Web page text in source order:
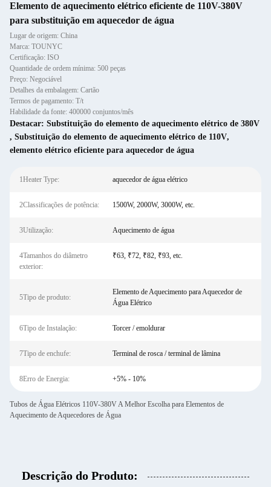
Elemento de aquecimento elétrico eficiente de 110V-380V
para substituição em aquecedor de água
Lugar de origem: China
Marca: TOUNYC
Certificação: ISO
Quantidade de ordem mínima: 500 peças
Preço: Negociável
Detalhes da embalagem: Cartão
Termos de pagamento: T/t
Habilidade da fonte: 400000 conjuntos/mês
Destacar: Substituição do elemento de aquecimento elétrico de 380V
, Substituição do elemento de aquecimento elétrico de 110V,
elemento elétrico eficiente para aquecedor de água
1Heater Type: aquecedor de água elétrico
2Classificações de potência: 1500W, 2000W, 3000W, etc.
3Utilização: Aquecimento de água
4Tamanhos do diâmetro
exterior:
₹63, ₹72, ₹82, ₹93, etc.
5Tipo de produto:
Elemento de Aquecimento para Aquecedor de
Água Elétrico
6Tipo de Instalação: Torcer / emoldurar
7Tipo de enchufe: Terminal de rosca / terminal de lâmina
8Erro de Energia: +5% - 10%
Tubos de Água Elétricos 110V-380V A Melhor Escolha para Elementos de
Aquecimento de Aquecedores de Água
Descrição do Produto: